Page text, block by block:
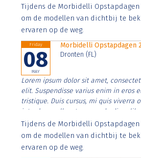
Aenean faucibus nibh et justo cursus
imperdiet. Nunc ut sem vitae risus
Tijdens de Morbidelli
om de modellen van dichtbij te
ervaren op de weg.
Friday
08
MAY
Morbidelli Opstapdagen
Dronten (FL)
Lorem ipsum dolor sit amet,
elit. Suspendisse varius enim in eros
tristique. Duis cursus, mi quis viverra
interdum nulla, ut commodo diam
Aenean faucibus nibh et justo cursus
imperdiet. Nunc ut sem vitae risus
Tijdens de Morbidelli
om de modellen van dichtbij te
ervaren op de weg.